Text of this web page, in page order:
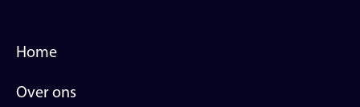
Home
Over ons